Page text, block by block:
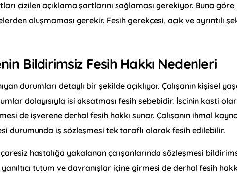
çizilen açıklama şartlarını sağlaması gerekiyor. Buna göre
oluşmaması gerekir. Fesih gerekçesi, açık ve ayrıntılı
Bildirimsiz Fesih Hakkı Nedenleri
durumları detaylı bir şekilde açıklıyor. Çalışanın kişisel
dolayısıyla işi aksatması fesih sebebidir. İşçinin kasti
de işverene derhal fesih hakkı sunar. Çalışanın ihmal
durumunda iş sözleşmesi tek taraflı olarak fesih edilebilir.
hastalığa yakalanan çalışanlarında sözleşmesi
tutum ve davranışlar içine girmesi de derhal fesih